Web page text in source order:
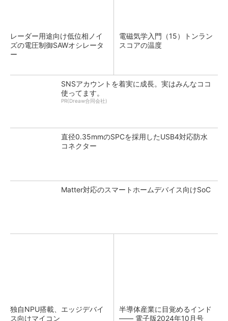
レーダー用途向け低位相ノイ
ズの電圧制御SAWオシレータ
ー
電磁気学入門（15）トンラン
スコアの温度
SNSアカウントを着実に成長。実はみんなココ
使ってます。
PR(Dreaw合同会社)
直径0.35mmのSPCを採用したUSB4対応防水
コネクター
Matter対応のスマートホームデバイス向けSoC
独自NPU搭載、エッジデバイ
ス向けマイコン
半導体産業に目覚めるインド
―― 電子版2024年10月号